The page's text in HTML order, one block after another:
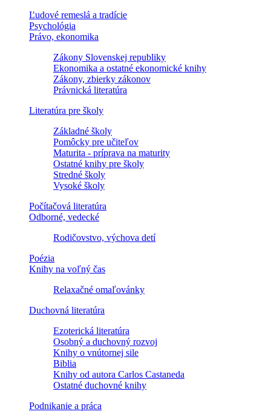
Ľudové remeslá a tradície
Psychológia
Právo, ekonomika
Zákony Slovenskej republiky
Ekonomika a ostatné ekonomické knihy
Zákony, zbierky zákonov
Právnická literatúra
Literatúra pre školy
Základné školy
Pomôcky pre učiteľov
Maturita - príprava na maturity
Ostatné knihy pre školy
Stredné školy
Vysoké školy
Počítačová literatúra
Odborné, vedecké
Rodičovstvo, výchova detí
Poézia
Knihy na voľný čas
Relaxačné omaľovánky
Duchovná literatúra
Ezoterická literatúra
Osobný a duchovný rozvoj
Knihy o vnútornej sile
Biblia
Knihy od autora Carlos Castaneda
Ostatné duchovné knihy
Podnikanie a práca